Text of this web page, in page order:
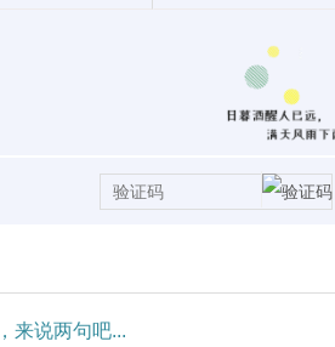
来说两句吧...